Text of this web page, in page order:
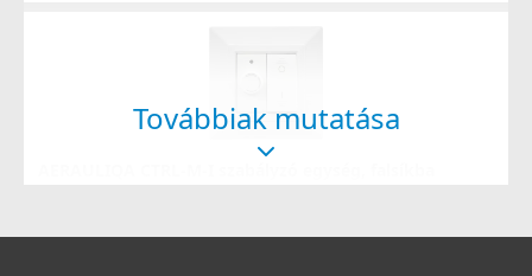
Továbbiak mutatása